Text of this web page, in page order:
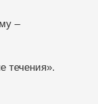
–
течения».